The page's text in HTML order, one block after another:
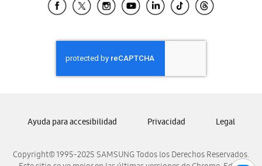
Samsung El Salvador
Samsung Honduras
Samsung Nicaragua
Samsung Panamá
Samsung Venezuela
Copyright© 1995-2025 SAMSUNG Todos los Derechos Reservados.
Ayuda para accesibilidad Privacidad Legal